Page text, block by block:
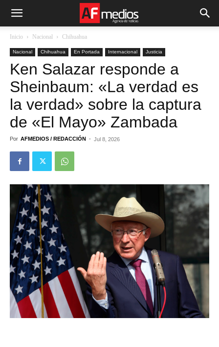
Inicio Nacional Chihuahua
Nacional Chihuahua En Portada Internacional Justicia
Ken Salazar responde a
Sheinbaum: «La verdad es
la verdad» sobre la captura
de «El Mayo» Zambada
Por AFMEDIOS / REDACCIÓN - Jul 8, 2026